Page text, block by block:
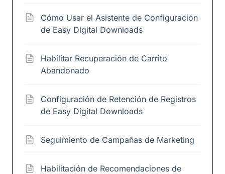
Cómo Usar el Asistente de Configuración
de Easy Digital Downloads
Habilitar Recuperación de Carrito
Abandonado
Configuración de Retención de Registros
de Easy Digital Downloads
Seguimiento de Campañas de Marketing
Habilitación de Recomendaciones de